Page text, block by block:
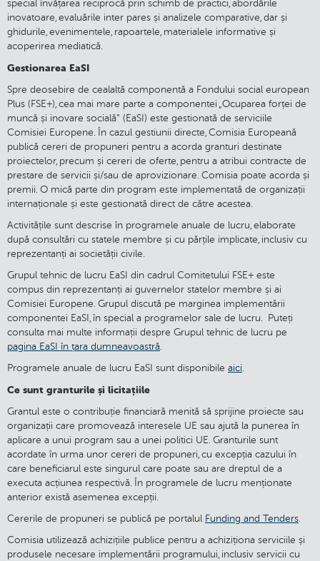
special învățarea reciprocă prin schimb de practici, abordările
inovatoare, evaluările inter pares și analizele comparative, dar și
ghidurile, evenimentele, rapoartele, materialele informative și
acoperirea mediatică.
Gestionarea EaSI
Spre deosebire de cealaltă componentă a Fondului social european
Plus (FSE+), cea mai mare parte a componentei „Ocuparea forței de
muncă și inovare socială” (EaSI) este gestionată de serviciile
Comisiei Europene. În cazul gestiunii directe, Comisia Europeană
publică cereri de propuneri pentru a acorda granturi destinate
proiectelor, precum și cereri de oferte, pentru a atribui contracte de
prestare de servicii și/sau de aprovizionare. Comisia poate acorda și
premii. O mică parte din program este implementată de organizații
internaționale și este gestionată direct de către acestea.
Activitățile sunt descrise în programele anuale de lucru, elaborate
după consultări cu statele membre și cu părțile implicate, inclusiv cu
reprezentanți ai societății civile.
Grupul tehnic de lucru EaSI din cadrul Comitetului FSE+ este
compus din reprezentanți ai guvernelor statelor membre și ai
Comisiei Europene. Grupul discută pe marginea implementării
componentei EaSI, în special a programelor sale de lucru. Puteți
consulta mai multe informații despre Grupul tehnic de lucru pe
pagina EaSI în țara dumneavoastră.
Programele anuale de lucru EaSI sunt disponibile aici.
Ce sunt granturile și licitațiile
Grantul este o contribuție financiară menită să sprijine proiecte sau
organizații care promovează interesele UE sau ajută la punerea în
aplicare a unui program sau a unei politici UE. Granturile sunt
acordate în urma unor cereri de propuneri, cu excepția cazului în
care beneficiarul este singurul care poate sau are dreptul de a
executa acțiunea respectivă. În programele de lucru menționate
anterior există asemenea excepții.
Cererile de propuneri se publică pe portalul Funding and Tenders.
Comisia utilizează achizițiile publice pentru a achiziționa serviciile și
produsele necesare implementării programului, inclusiv servicii cu